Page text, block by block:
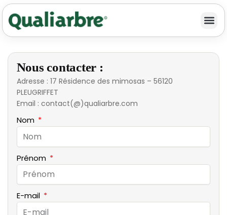
Nous contacter :
Adresse : 17 Résidence des mimosas – 56120
PLEUGRIFFET
Email : contact(@)qualiarbre.com
Nom
Prénom
E-mail